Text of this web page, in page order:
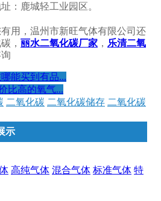
：鹿城轻工业园区。
用，温州市新旺气体有限公司还
， 丽水二氧化碳厂家 ， 乐清二氧
能买到有品...
比高的氧气...
二氧化碳 二氧化碳储存 二氧化碳
示
高纯气体 混合气体 标准气体 特